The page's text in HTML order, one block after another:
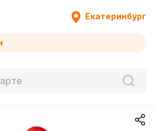
Екатеринбург